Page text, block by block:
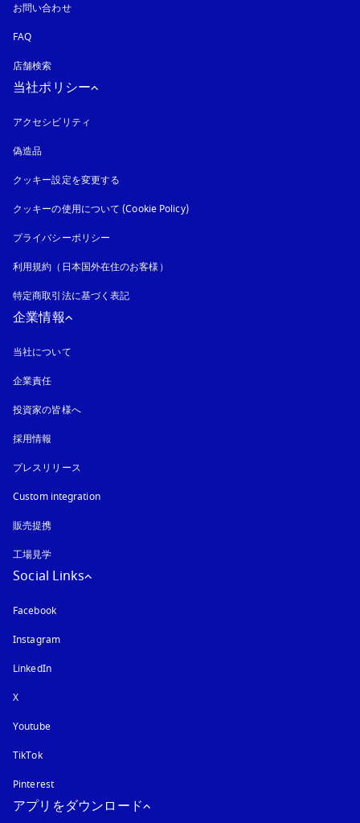
お問い合わせ
FAQ
店舗検索
当社ポリシー
アクセシビリティ
偽造品
クッキー設定を変更する
クッキーの使用について (Cookie Policy)新しいタブに表示されます
プライバシーポリシー
利用規約（日本国外在住のお客様）
特定商取引法に基づく表記
企業情報
当社について
企業責任
投資家の皆様へ
採用情報
プレスリリース
Custom integration
販売提携
工場見学
Social Links
Facebook
Instagram新しいタブに表示されます
LinkedIn
X
Youtube新しいタブに表示されます
TikTok
Pinterest
アプリをダウンロード